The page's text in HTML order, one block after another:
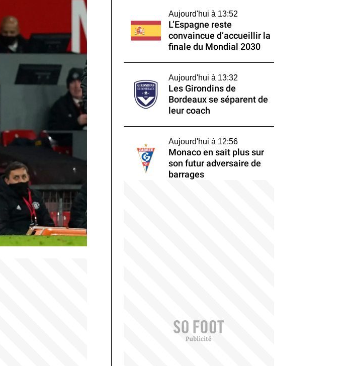
Aujourd'hui à 13:52
L’Espagne reste
convaincue d’accueillir la
finale du Mondial 2030
Aujourd'hui à 13:32
Les Girondins de
Bordeaux se séparent de
leur coach
Aujourd'hui à 12:56
Monaco en sait plus sur
son futur adversaire de
barrages